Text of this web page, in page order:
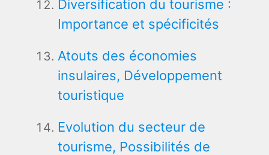
Diversification du tourisme :
Importance et spécificités
Atouts des économies
insulaires, Développement
touristique
Evolution du secteur de
tourisme, Possibilités de